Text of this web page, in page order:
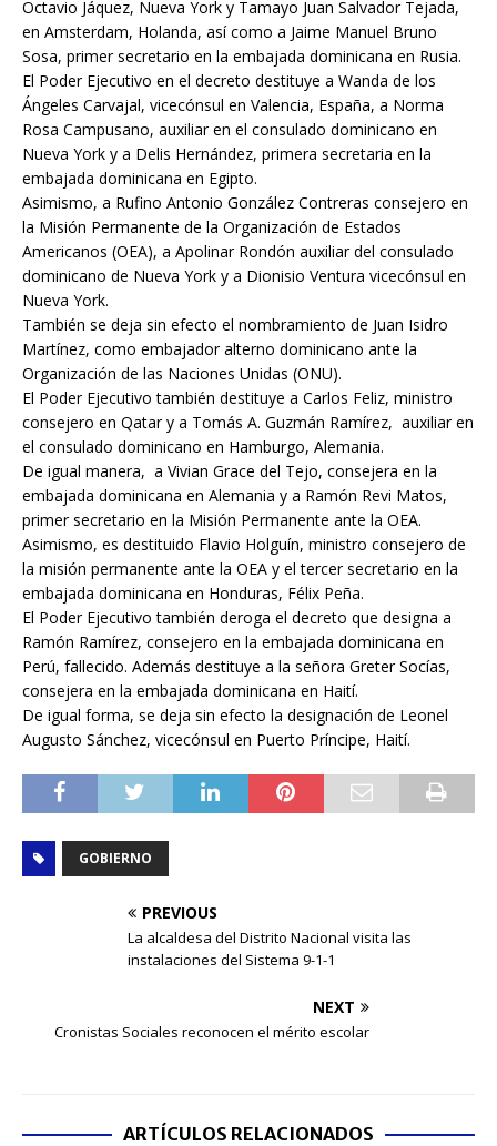
Octavio Jáquez, Nueva York y Tamayo Juan Salvador Tejada,
en Amsterdam, Holanda, así como a Jaime Manuel Bruno
Sosa, primer secretario en la embajada dominicana en Rusia.
El Poder Ejecutivo en el decreto destituye a Wanda de los
Ángeles Carvajal, vicecónsul en Valencia, España, a Norma
Rosa Campusano, auxiliar en el consulado dominicano en
Nueva York y a Delis Hernández, primera secretaria en la
embajada dominicana en Egipto.
Asimismo, a Rufino Antonio González Contreras consejero en
la Misión Permanente de la Organización de Estados
Americanos (OEA), a Apolinar Rondón auxiliar del consulado
dominicano de Nueva York y a Dionisio Ventura vicecónsul en
Nueva York.
También se deja sin efecto el nombramiento de Juan Isidro
Martínez, como embajador alterno dominicano ante la
Organización de las Naciones Unidas (ONU).
El Poder Ejecutivo también destituye a Carlos Feliz, ministro
consejero en Qatar y a Tomás A. Guzmán Ramírez, auxiliar en
el consulado dominicano en Hamburgo, Alemania.
De igual manera, a Vivian Grace del Tejo, consejera en la
embajada dominicana en Alemania y a Ramón Revi Matos,
primer secretario en la Misión Permanente ante la OEA.
Asimismo, es destituido Flavio Holguín, ministro consejero de
la misión permanente ante la OEA y el tercer secretario en la
embajada dominicana en Honduras, Félix Peña.
El Poder Ejecutivo también deroga el decreto que designa a
Ramón Ramírez, consejero en la embajada dominicana en
Perú, fallecido. Además destituye a la señora Greter Socías,
consejera en la embajada dominicana en Haití.
De igual forma, se deja sin efecto la designación de Leonel
Augusto Sánchez, vicecónsul en Puerto Príncipe, Haití.
GOBIERNO
PREVIOUS
La alcaldesa del Distrito Nacional visita las
instalaciones del Sistema 9-1-1
NEXT
Cronistas Sociales reconocen el mérito escolar
ARTÍCULOS RELACIONADOS